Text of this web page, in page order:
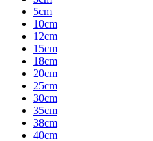
5cm
10cm
12cm
15cm
18cm
20cm
25cm
30cm
35cm
38cm
40cm